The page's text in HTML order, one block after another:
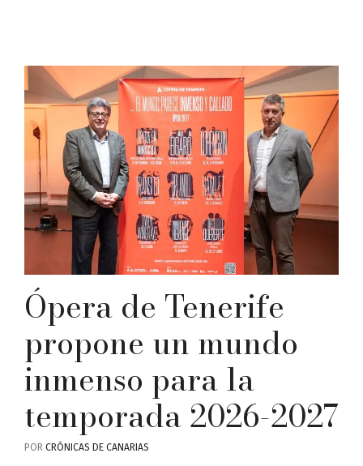
Ópera de Tenerife
propone un mundo
inmenso para la
temporada 2026-2027
POR CRÓNICAS DE CANARIAS